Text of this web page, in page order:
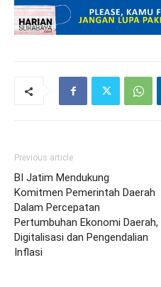
Previous article
BI Jatim Mendukung
Komitmen Pemerintah Daerah
Dalam Percepatan
Pertumbuhan Ekonomi Daerah,
Digitalisasi dan Pengendalian
Inflasi